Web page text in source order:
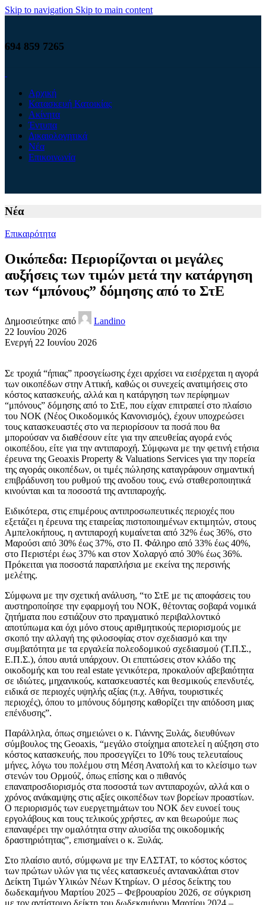
Skip to navigation Skip to main content
694 859 7265
Αρχική
Κατασκευή Κατοικίας
Ακίνητα
Έντυπα
Δικαιολογητικά
Νέα
Επικοινωνία
Νέα
Επικαιρότητα
Οικόπεδα: Περιορίζονται οι μεγάλες
αυξήσεις των τιμών μετά την κατάργηση
των “μπόνους” δόμησης από το ΣτΕ
Δημοσιεύτηκε από
Landino
22 Ιουνίου 2026
Ενεργή 22 Ιουνίου 2026
Σε τροχιά “ήπιας” προσγείωσης έχει αρχίσει να εισέρχεται η αγορά
των οικοπέδων στην Αττική, καθώς οι συνεχείς ανατιμήσεις στο
κόστος κατασκευής, αλλά και η κατάργηση των περίφημων
“μπόνους” δόμησης από το ΣτΕ, που είχαν επιτραπεί στο πλαίσιο
του ΝΟΚ (Νέος Οικοδομικός Κανονισμός), έχουν υποχρεώσει
τους κατασκευαστές στο να περιορίσουν τα ποσά που θα
μπορούσαν να διαθέσουν είτε για την απευθείας αγορά ενός
οικοπέδου, είτε για την αντιπαροχή. Σύμφωνα με την φετινή ετήσια
έρευνα της Geoaxis Property & Valuations Services για την πορεία
της αγοράς οικοπέδων, οι τιμές πώλησης καταγράφουν σημαντική
επιβράδυνση του ρυθμού της ανοδου τους, ενώ σταθεροποιητικά
κινούνται και τα ποσοστά της αντιπαροχής.
Ειδικότερα, στις επιμέρους αντιπροσωπευτικές περιοχές που
εξετάζει η έρευνα της εταιρείας πιστοποιημένων εκτιμητών, στους
Αμπελοκήπους, η αντιπαροχή κυμαίνεται από 32% έως 36%, στο
Μαρούσι από 30% έως 37%, στο Π. Φάληρο από 33% έως 40%,
στο Περιστέρι έως 37% και στον Χολαργό από 30% έως 36%.
Πρόκειται για ποσοστά παραπλήσια με εκείνα της περσινής
μελέτης.
Σύμφωνα με την σχετική ανάλυση, “το ΣτΕ με τις αποφάσεις του
αυστηροποίησε την εφαρμογή του ΝΟΚ, θέτοντας σοβαρά νομικά
ζητήματα που εστιάζουν στο πραγματικό περιβαλλοντικό
αποτύπωμα και όχι μόνο στους αριθμητικούς περιορισμούς με
σκοπό την αλλαγή της φιλοσοφίας στον σχεδιασμό και την
συμβατότητα με τα εργαλεία πολεοδομικού σχεδιασμού (Τ.Π.Σ.,
Ε.Π.Σ.), όπου αυτά υπάρχουν. Οι επιπτώσεις στον κλάδο της
οικοδομής και του real estate γενικότερα, προκαλούν αβεβαιότητα
σε ιδιώτες, μηχανικούς, κατασκευαστές και θεσμικούς επενδυτές,
ειδικά σε περιοχές υψηλής αξίας (π.χ. Αθήνα, τουριστικές
περιοχές), όπου το μπόνους δόμησης καθορίζει την απόδοση μιας
επένδυσης”.
Παράλληλα, όπως σημειώνει ο κ. Γιάννης Ξυλάς, διευθύνων
σύμβουλος της Geoaxis, “μεγάλο στοίχημα αποτελεί η αύξηση στο
κόστος κατασκευής, που προσεγγίζει το 10% τους τελευταίους
μήνες, λόγω του πολέμου στη Μέση Ανατολή και το κλείσιμο των
στενών του Ορμούζ, όπως επίσης και ο πιθανός
επαναπροσδιορισμός στα ποσοστά των αντιπαροχών, αλλά και ο
χρόνος ανάκαμψης στις αξίες οικοπέδων των βορείων προαστίων.
Ο περιορισμός των ευεργετημάτων του ΝΟΚ δεν ευνοεί τους
εργολάβους και τους τελικούς χρήστες, αν και θεωρούμε πως
επαναφέρει την ομαλότητα στην αλυσίδα της οικοδομικής
δραστηριότητας”, επισημαίνει ο κ. Ξυλάς.
Στο πλαίσιο αυτό, σύμφωνα με την ΕΛΣΤΑΤ, το κόστος κόστος
των πρώτων υλών για τις νέες κατασκευές αντανακλάται στον
Δείκτη Τιμών Υλικών Νέων Κτηρίων. Ο μέσος δείκτης του
δωδεκαμήνου Μαρτίου 2025 – Φεβρουαρίου 2026, σε σύγκριση